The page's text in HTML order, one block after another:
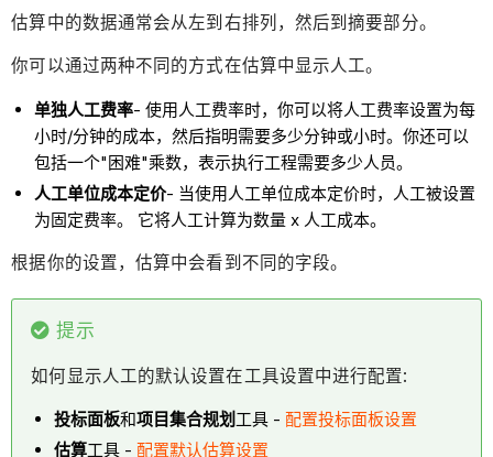
估算中的数据通常会从左到右排列，然后到摘要部分。
你可以通过两种不同的方式在估算中显示人工。
单独人工费率- 使用人工费率时，你可以将人工费率设置为每
小时/分钟的成本，然后指明需要多少分钟或小时。你还可以
包括一个"困难"乘数，表示执行工程需要多少人员。
人工单位成本定价- 当使用人工单位成本定价时，人工被设置
为固定费率。 它将人工计算为数量 x 人工成本。
根据你的设置，估算中会看到不同的字段。
提示
如何显示人工的默认设置在工具设置中进行配置:
投标面板和项目集合规划 工具 -配置投标面板设置
估算工具 -配置默认估算设置